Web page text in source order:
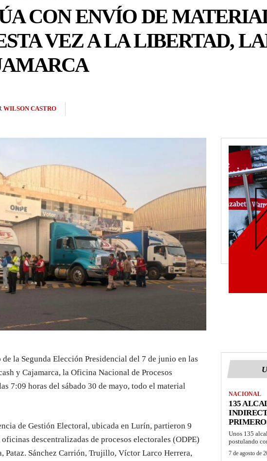
CON ENVÍO DE
VEZ A LA LIBERTAD,
WILSON CASTRO
la Segunda Elección Presidencial del 7 de junio en las
y Cajamarca, la Oficina Nacional de Procesos
7:09 horas del sábado 30 de mayo, todo el material
de Gestión Electoral, ubicada en Lurín, partieron 9
descentralizadas de procesos electorales (ODPE)
Pataz. Sánchez Carrión, Trujillo, Víctor Larco Herrera,
NACIONAL
135
Unos 135
postulando
7 de agosto de